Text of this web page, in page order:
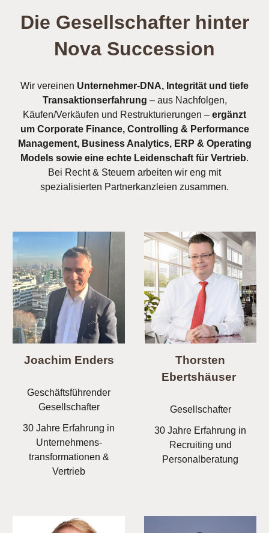
Die Gesellschafter hinter
Nova Succession
Wir vereinen Unternehmer-DNA, Integrität und tiefe
Transaktionserfahrung – aus Nachfolgen,
Käufen/Verkäufen und Restrukturierungen – ergänzt
um Corporate Finance, Controlling & Performance
Management, Business Analytics, ERP & Operating
Models sowie eine echte Leidenschaft für Vertrieb.
Bei Recht & Steuern arbeiten wir eng mit
spezialisierten Partnerkanzleien zusammen.
Joachim Enders
Geschäftsführender
Gesellschafter
30 Jahre Erfahrung in
Unternehmens-
transformationen &
Vertrieb
Thorsten
Ebertshäuser
Gesellschafter
30 Jahre Erfahrung in
Recruiting und
Personalberatung